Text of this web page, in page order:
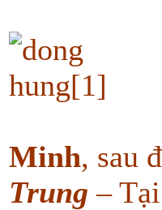
Minh, sau
Trung –